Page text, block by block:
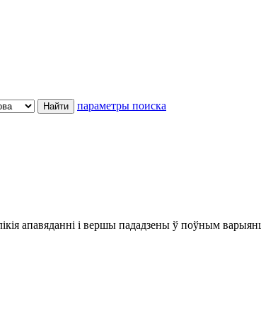
параметры поиска
апавяданні і вершы пададзены ў поўным